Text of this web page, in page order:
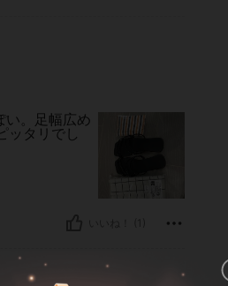
い。足幅広め
ッタリでし